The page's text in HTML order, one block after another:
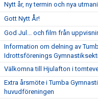
Nytt år, ny termin och nya
Gott Nytt År!
God Jul... och film från
Information om delning av
Idrottsförenings
Välkomna till Hjulafton i
Extra årsmöte i Tumba
huvudföreningen